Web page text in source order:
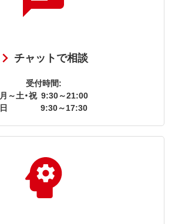
チャットで相談
受付時間:
月～土・祝 9:30～21:00
日
9:30～17:30